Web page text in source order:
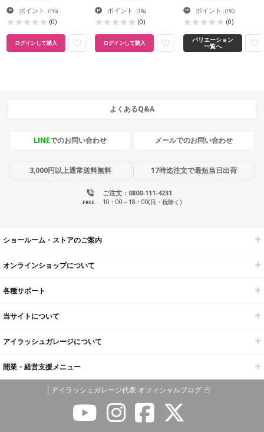
ポイント :(1%)
(0)
ログインして購入
ポイント :(1%)
(0)
ログインして購入
ポイント :(1%)
(0)
バリエーション
一覧へ
よくあるQ&A
LINEでのお問い合わせ メールでのお問い合わせ
3,000円以上通常送料無料 17時迄注文で最短当日出荷
ご注文：0800-111-4231
FREE 10：00～18：00(日・祝除く)
ショールーム・ストアのご案内
オンラインショップについて
各種サポート
当サイトについて
アイラッシュガレージについて
開業・経営支援メニュー
アイラッシュガレージ代表 オフィシャルブログ